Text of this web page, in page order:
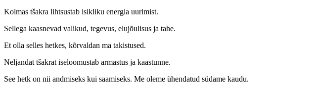
Kolmas tšakra lihtsustab isikliku energia uurimist.
Sellega kaasnevad valikud, tegevus, elujõulisus ja tahe.
Et olla selles hetkes, kõrvaldan ma takistused.
Neljandat tšakrat iseloomustab armastus ja kaastunne.
See hetk on nii andmiseks kui saamiseks. Me oleme ühendatud südame kaudu.